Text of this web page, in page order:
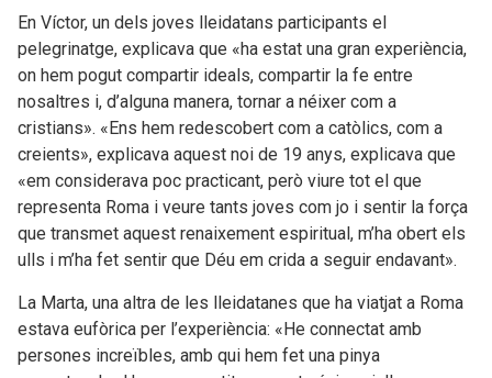
En Víctor, un dels joves lleidatans participants el
pelegrinatge, explicava que «ha estat una gran experiència,
on hem pogut compartir ideals, compartir la fe entre
nosaltres i, d’alguna manera, tornar a néixer com a
cristians». «Ens hem redescobert com a catòlics, com a
creients», explicava aquest noi de 19 anys, explicava que
«em considerava poc practicant, però viure tot el que
representa Roma i veure tants joves com jo i sentir la força
que transmet aquest renaixement espiritual, m’ha obert els
ulls i m’ha fet sentir que Déu em crida a seguir endavant».
La Marta, una altra de les lleidatanes que ha viatjat a Roma
estava eufòrica per l’experiència: «He connectat amb
persones increïbles, amb qui hem fet una pinya